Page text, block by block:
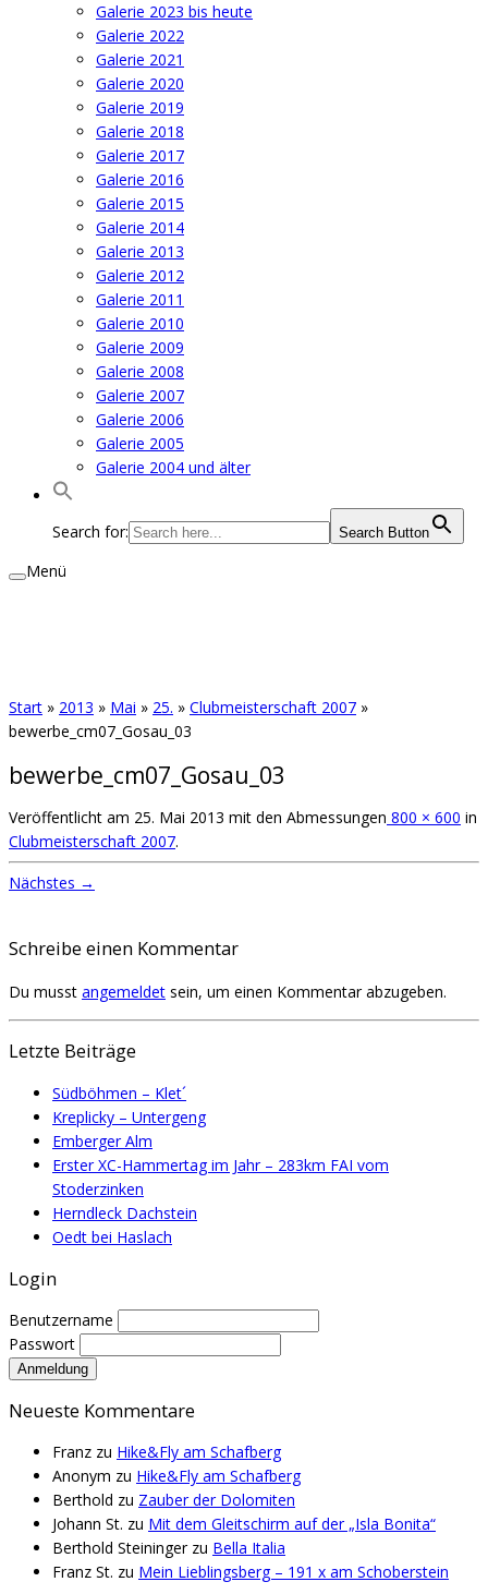
Galerie 2023 bis heute
Galerie 2022
Galerie 2021
Galerie 2020
Galerie 2019
Galerie 2018
Galerie 2017
Galerie 2016
Galerie 2015
Galerie 2014
Galerie 2013
Galerie 2012
Galerie 2011
Galerie 2010
Galerie 2009
Galerie 2008
Galerie 2007
Galerie 2006
Galerie 2005
Galerie 2004 und älter
Search for: Search Button
Menü
Start » 2013 » Mai » 25. » Clubmeisterschaft 2007 »
bewerbe_cm07_Gosau_03
bewerbe_cm07_Gosau_03
Veröffentlicht am 25. Mai 2013 mit den Abmessungen 800 × 600 in
Clubmeisterschaft 2007.
Nächstes →
Schreibe einen Kommentar
Du musst angemeldet sein, um einen Kommentar abzugeben.
Letzte Beiträge
Südböhmen – Klet´
Kreplicky – Untergeng
Emberger Alm
Erster XC-Hammertag im Jahr – 283km FAI vom
Stoderzinken
Herndleck Dachstein
Oedt bei Haslach
Login
Benutzername
Passwort
Neueste Kommentare
Franz zu Hike&Fly am Schafberg
Anonym zu Hike&Fly am Schafberg
Berthold zu Zauber der Dolomiten
Johann St. zu Mit dem Gleitschirm auf der „Isla Bonita“
Berthold Steiningerzu Bella Italia
Franz St. zu Mein Lieblingsberg – 191 x am Schoberstein